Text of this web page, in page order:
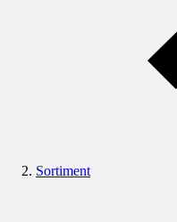
Sortiment